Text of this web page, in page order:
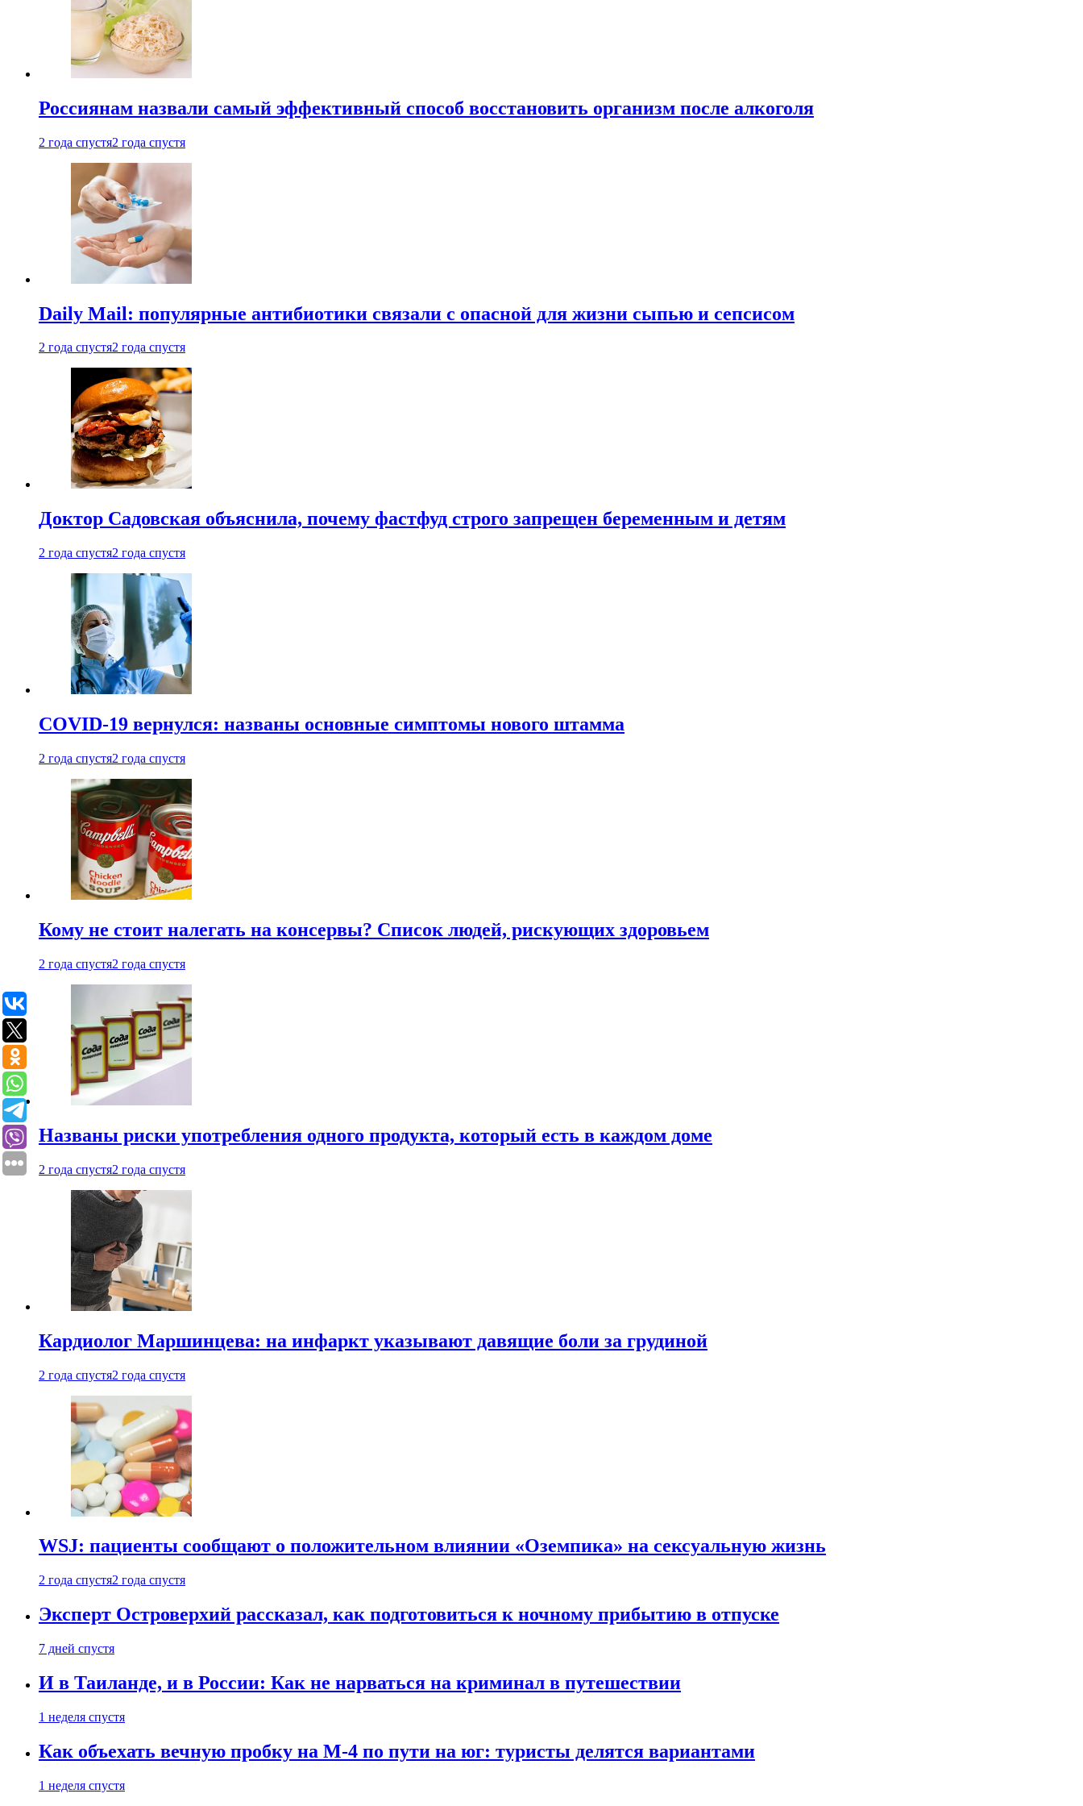
Россиянам назвали самый эффективный способ восстановить организм после алкоголя
2 года спустя2 года спустя
Daily Mail: популярные антибиотики связали с опасной для жизни сыпью и сепсисом
2 года спустя2 года спустя
Доктор Садовская объяснила, почему фастфуд строго запрещен беременным и детям
2 года спустя2 года спустя
COVID-19 вернулся: названы основные симптомы нового штамма
2 года спустя2 года спустя
Кому не стоит налегать на консервы? Список людей, рискующих здоровьем
2 года спустя2 года спустя
Названы риски употребления одного продукта, который есть в каждом доме
2 года спустя2 года спустя
Кардиолог Маршинцева: на инфаркт указывают давящие боли за грудиной
2 года спустя2 года спустя
WSJ: пациенты сообщают о положительном влиянии «Оземпика» на сексуальную жизнь
2 года спустя2 года спустя
Эксперт Островерхий рассказал, как подготовиться к ночному прибытию в отпуске
7 дней спустя
И в Таиланде, и в России: Как не нарваться на криминал в путешествии
1 неделя спустя
Как объехать вечную пробку на М-4 по пути на юг: туристы делятся вариантами
1 неделя спустя